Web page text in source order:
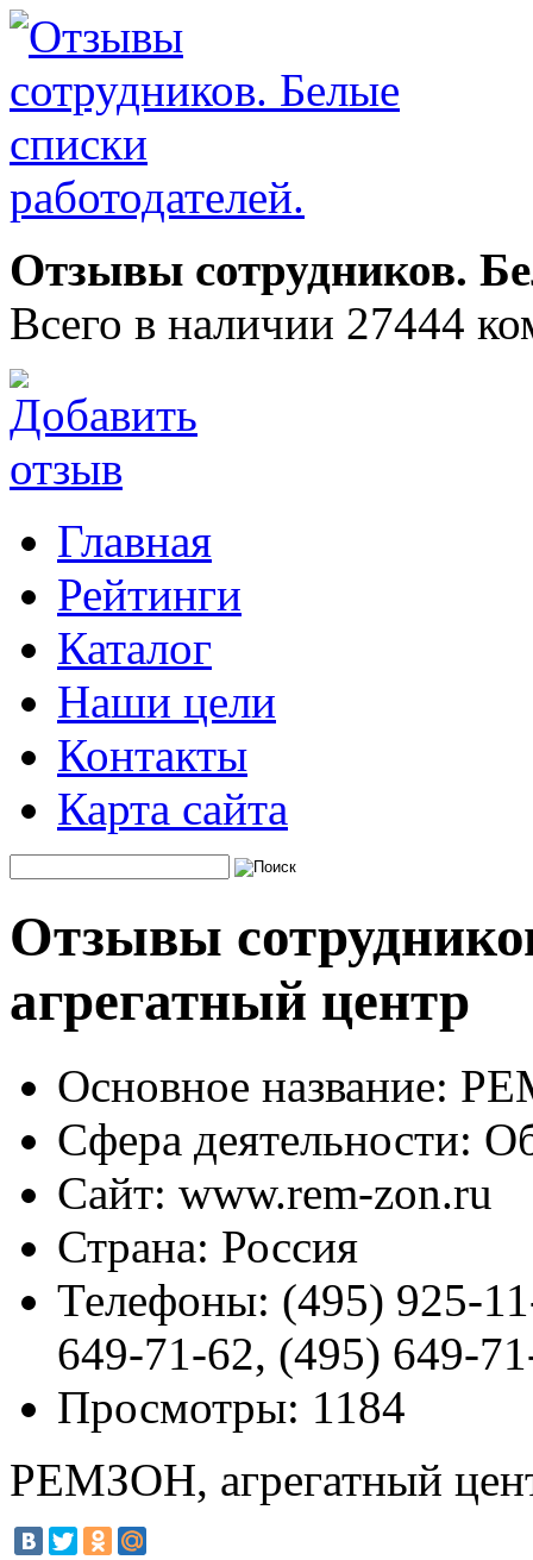
Отзывы сотрудников.
Всего в наличии 27444
Главная
Рейтинги
Каталог
Наши цели
Контакты
Карта сайта
Отзывы
агрегатный центр
Основное название:
Сфера деятельности:
Сайт: www.rem-zon.ru
Страна: Россия
Телефоны: (495) 925-
649-71-62, (495) 649-
Просмотры: 1184
РЕМЗОН, агрегатный